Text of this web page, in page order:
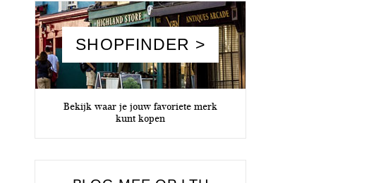
SHOPFINDER >
Bekijk waar je jouw favoriete merk
kunt kopen